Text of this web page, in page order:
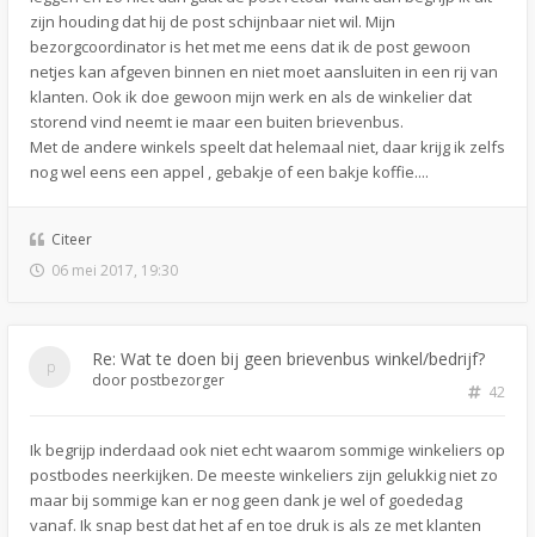
zijn houding dat hij de post schijnbaar niet wil. Mijn
bezorgcoordinator is het met me eens dat ik de post gewoon
netjes kan afgeven binnen en niet moet aansluiten in een rij van
klanten. Ook ik doe gewoon mijn werk en als de winkelier dat
storend vind neemt ie maar een buiten brievenbus.
Met de andere winkels speelt dat helemaal niet, daar krijg ik zelfs
nog wel eens een appel , gebakje of een bakje koffie....
Citeer
06 mei 2017, 19:30
Re: Wat te doen bij geen brievenbus winkel/bedrijf?
42
door postbezorger
Ik begrijp inderdaad ook niet echt waarom sommige winkeliers op
postbodes neerkijken. De meeste winkeliers zijn gelukkig niet zo
maar bij sommige kan er nog geen dank je wel of goededag
vanaf. Ik snap best dat het af en toe druk is als ze met klanten